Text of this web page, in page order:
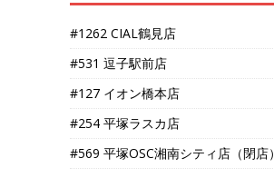
#1262 CIAL鶴見店
#531 逗子駅前店
#127 イオン橋本店
#254 平塚ラスカ店
#569 平塚OSC湘南シティ店（閉店）